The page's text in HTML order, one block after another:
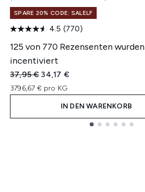
SPARE 20% CODE: SALELF
4.5 (770)
125 von 770 Rezensenten wurden
incentiviert
Unverbindliche Preisempfehlung:
37,95 € Aktueller Preis:
34,17 €
3796,67 € pro KG
IN DEN WARENKORB